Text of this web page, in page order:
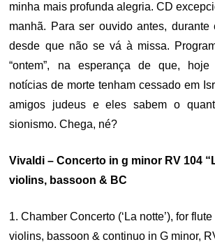
minha mais profunda alegria. CD
manhã. Para ser ouvido antes,
desde que não se vá à missa.
“ontem”, na esperança de que,
notícias de morte tenham cessado em
amigos judeus e eles sabem o
sionismo. Chega, né?
Vivaldi – Concerto in g minor RV 104
violins, bassoon & BC
1. Chamber Concerto (‘La notte’), for
violins, bassoon & continuo in G minor,